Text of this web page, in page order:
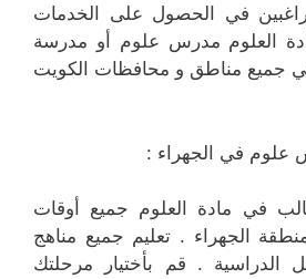
في الحصول على الخدمات
العلوم مدرس علوم أو مدرسة
جميع مناطق و محافظات الكويت
علوم في الجهراء :
في مادة العلوم جميع أوقات
الجهراء . تعليم جميع مناهج
الدراسية . قم بأختيار مرحلتك